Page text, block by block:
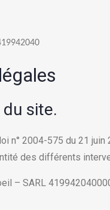
site.
n° 2004-575 du 21
des différents
– SARL